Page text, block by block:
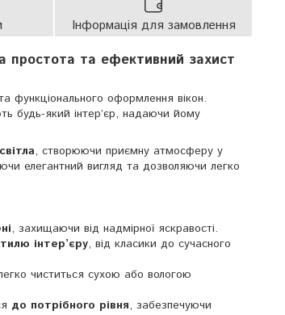
Інформація для замовлення
простота та ефективний захист
функціонального оформлення вікон.
будь-який інтер’єр, надаючи йому
, створюючи приємну атмосферу у
елегантний вигляд та дозволяючи легко
, захищаючи від надмірної яскравості.
інтер’єру, від класики до сучасного
чиститься сухою або вологою
до потрібного рівня, забезпечуючи